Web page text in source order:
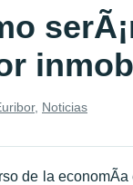
, Noticias
de la